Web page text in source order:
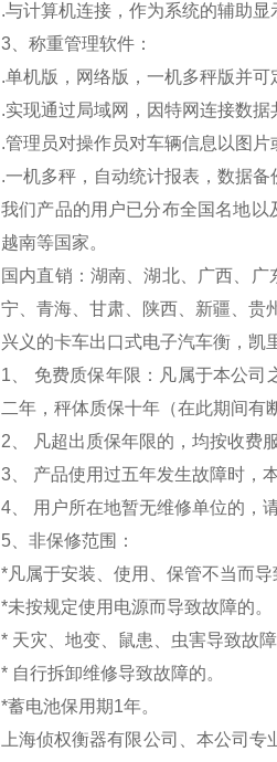
.与计算机连接，作为系统的辅助显
3 、称重管理软件：
.单机版，网络版，一机多秤版并可
.实现通过局域网，因特网连接数据
.管理员对操作员对车辆信息以图片
.一机多秤，自动统计报表，数据
我们产品的用户已分布全国名地
越南等国家。
国内直销：湖南、湖北、广西、
宁、青海、甘肃、陕西、新疆、贵
兴义的卡车出口式电子汽车衡，凯
1 、 免费质保年限：凡属于本公
二年，秤体质保十年（在此期间有
2、 凡超出质保年限的，均按收费
3、 产品使用过五年发生故障时，
4、 用户所在地暂无维修单位的，
5、非保修范围：
*凡属于安装、使用、保管不当而导
*未按规定使用电源而导致故障的。
* 天灾、地变、鼠患、虫害导致故障
* 自行拆卸维修导致故障的。
*蓄电池保用期1年。
上海侦权衡器有限公司、本公司